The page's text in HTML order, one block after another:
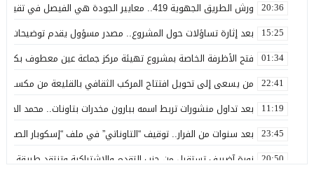
20:36 ورش الطريق الجهوية 419.. معايير الجودة هي الفيصل في تقييم مشاريع البنية التحتية
15:25 بعد إثارة تساؤلات حول المشروع.. مصدر مسؤول يقدم توضيحات
01:34 فتح الأظرفة الخاصة بمشروع تهيئة مركز جماعة عين معطوف بكلفة تناهز 22.86
22:41 من يسعى إلى تحويل افتتاح المركب الثقافي بالقليعة من مكسب
11:19 بعد تداول منشورات تربط اسمه ببارون مخدرات بتاونات.. محمد
23:45 بعد سنوات من الفرار.. توقيف “التاوناتي” في ملف “إسكوبار
20:50 نورة آضريف تستقيل من حزب التقدم والاشتراكية وتنتقد طريقة